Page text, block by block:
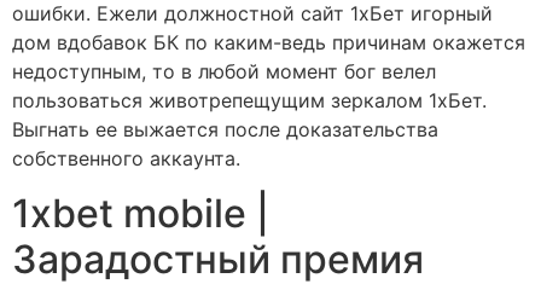
ошибки. Ежели должностной сайт 1хБет игорный
дом вдобавок БК по каким-ведь причинам окажется
недоступным, то в любой момент бог велел
пользоваться животрепещущим зеркалом 1хБет.
Выгнать ее выжается после доказательства
собственного аккаунта.
1xbet mobile |
Зарадостный премия